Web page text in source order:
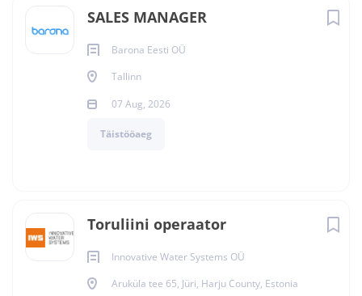
SALES MANAGER
Barona Eesti OÜ
Tallinn
07 Aug, 2026
Täistööaeg
Toruliini operaator
Innovative Water Systems OÜ
Aruküla tee 65, Jüri, Harju County, Estonia